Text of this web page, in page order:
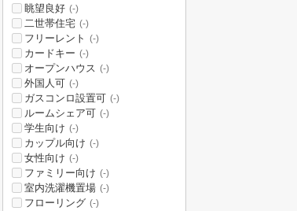
眺望良好 (-)
二世帯住宅 (-)
フリーレント (-)
カードキー (-)
オープンハウス (-)
外国人可 (-)
ガスコンロ設置可 (-)
ルームシェア可 (-)
学生向け (-)
カップル向け (-)
女性向け (-)
ファミリー向け (-)
室内洗濯機置場 (-)
フローリング (-)